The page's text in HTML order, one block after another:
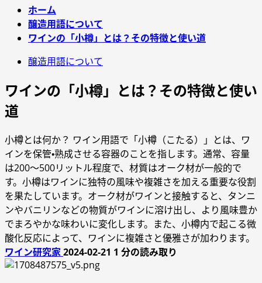
ホーム
醸造用語について
ワインの「小樽」とは？その特徴と使い道
醸造用語について
ワインの「小樽」とは？その特徴と使い
道
小樽とは何か？ ワイン用語で「小樽（こたる）」とは、ワ
インを保管・熟成させる容器のことを指します。通常、容量
は200～500リットル程度で、材質はオーク材が一般的で
す。小樽はワインに独特の風味や複雑さを加える重要な役割
を果たしています。オーク材がワインと接触すると、タンニ
ンやバニリンなどの物質がワインに溶け出し、より風味豊か
でまろやかな味わいに変化します。また、小樽内で起こる微
酸化反応によって、ワインに複雑さと優雅さが加わります。
ワイン研究家2024-02-21 1 分の読み取り